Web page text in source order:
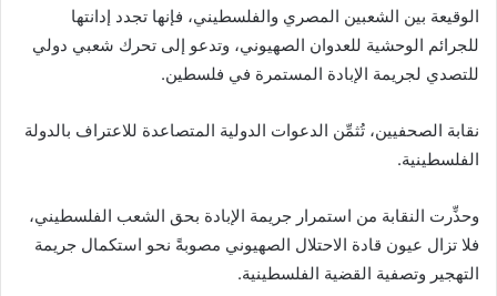
الوقيعة بين الشعبين المصري والفلسطيني، فإنها تجدد إدانتها
للجرائم الوحشية للعدوان الصهيوني، وتدعو إلى تحرك شعبي دولي
للتصدي لجريمة الإبادة المستمرة في فلسطين.
نقابة الصحفيين، تُثمِّن الدعوات الدولية المتصاعدة للاعتراف بالدولة
الفلسطينية.
وحذِّرت النقابة من استمرار جريمة الإبادة بحق الشعب الفلسطيني،
فلا تزال عيون قادة الاحتلال الصهيوني مصوبةً نحو استكمال جريمة
التهجير وتصفية القضية الفلسطينية.